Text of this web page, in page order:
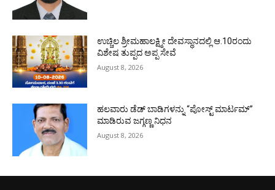
ಉಚ್ಚಿಲ ಶ್ರೀಮಹಾಲಕ್ಷ್ಮೀ ದೇವಸ್ಥಾನದಲ್ಲಿ ಆ.10ರಂದು
ವಿಶೇಷ ತುಪ್ಪದ ಅಪ್ಪ ಸೇವೆ
August 8, 2026
ಹಲವಾರು ಡೆಡ್ ಬಾಡಿಗಳನ್ನು “ಪೋಸ್ಟ್ ಮಾರ್ಟಮ್”
ಮಾಡಿರುವ ಜಗ್ಗಣ್ಣ ನಿಧನ
August 8, 2026